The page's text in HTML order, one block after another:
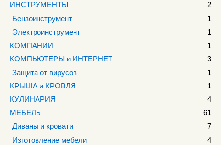
ИНСТРУМЕНТЫ
2
Бензоинструмент
1
Электроинструмент
1
КОМПАНИИ
1
КОМПЬЮТЕРЫ и ИНТЕРНЕТ
3
Защита от вирусов
1
КРЫША и КРОВЛЯ
1
КУЛИНАРИЯ
4
МЕБЕЛЬ
61
Диваны и кровати
7
Изготовление мебели
4